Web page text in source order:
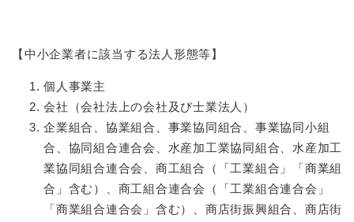
【中小企業者に該当する法人形態等】
個人事業主
会社（会社法上の会社及び士業法人）
企業組合、協業組合、事業協同組合、事業協同小組
合、協同組合連合会、水産加工業協同組合、水産加工
業協同組合連合会、商工組合（「工業組合」「商業組
合」含む）、商工組合連合会（「工業組合連合会」
「商業組合連合会」含む）、商店街振興組合、商店街